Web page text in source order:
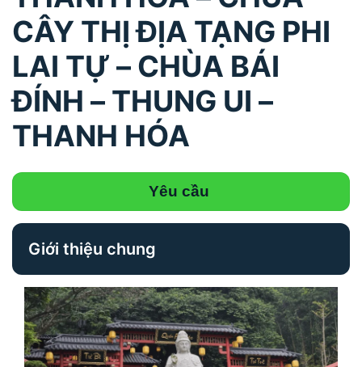
CÂY THỊ ĐỊA TẠNG PHI
LAI TỰ – CHÙA BÁI
ĐÍNH – THUNG UI –
THANH HÓA
Yêu cầu
Giới thiệu chung